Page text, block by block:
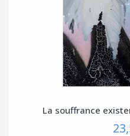
La souffrance